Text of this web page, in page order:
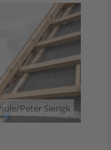
Peter Sierigk